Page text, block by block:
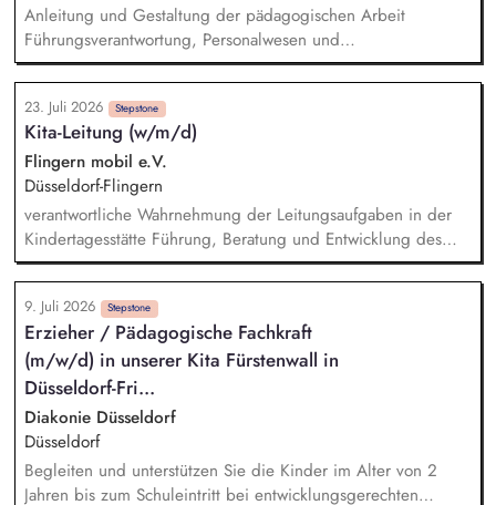
Anleitung und Gestaltung der pädagogischen Arbeit
Führungsverantwortung, Personalwesen und
Personalentwicklung Steuerung und Verwaltung der
Kindertagesstätte Zusammenarbeit mit dem Träger
Zusammenarbeit mit Eltern Zusammenarbeit und Vernetzung
mit anderen Institutionen Öffentlichkeitsarbeit und
Außenvertretung
23. Juli 2026 Stepstone
Kita-Leitung (w/m/d)
Flingern mobil e.V.
Düsseldorf-Flingern
verantwortliche Wahrnehmung der Leitungsaufgaben in der
Kindertagesstätte Führung, Beratung und Entwicklung des
Personals in pädagogischen und organisatorischen Fragen
Fachkenntnisse und Sensibilität in Sachen des Kindeswohls
und Kindesschutzes Budgetverantwortung und -steuerung
Umsetzung des im Kinderbildungsgesetz genannten
Erziehungs- und Bildungsauftrages Mitverantwortung für
Einstellungs- und Bewerbungsverfahren enge Zusammenarbeit
mit den Eltern im Rahmen der Erziehungspartnerschaft
9. Juli 2026 Stepstone
Erzieher / Pädagogische Fachkraft
(m/w/d) in unserer Kita Fürstenwall in
Düsseldorf-Fri...
Diakonie Düsseldorf
Düsseldorf
Begleiten und unterstützen Sie die Kinder im Alter von 2
Jahren bis zum Schuleintritt bei entwicklungsgerechten